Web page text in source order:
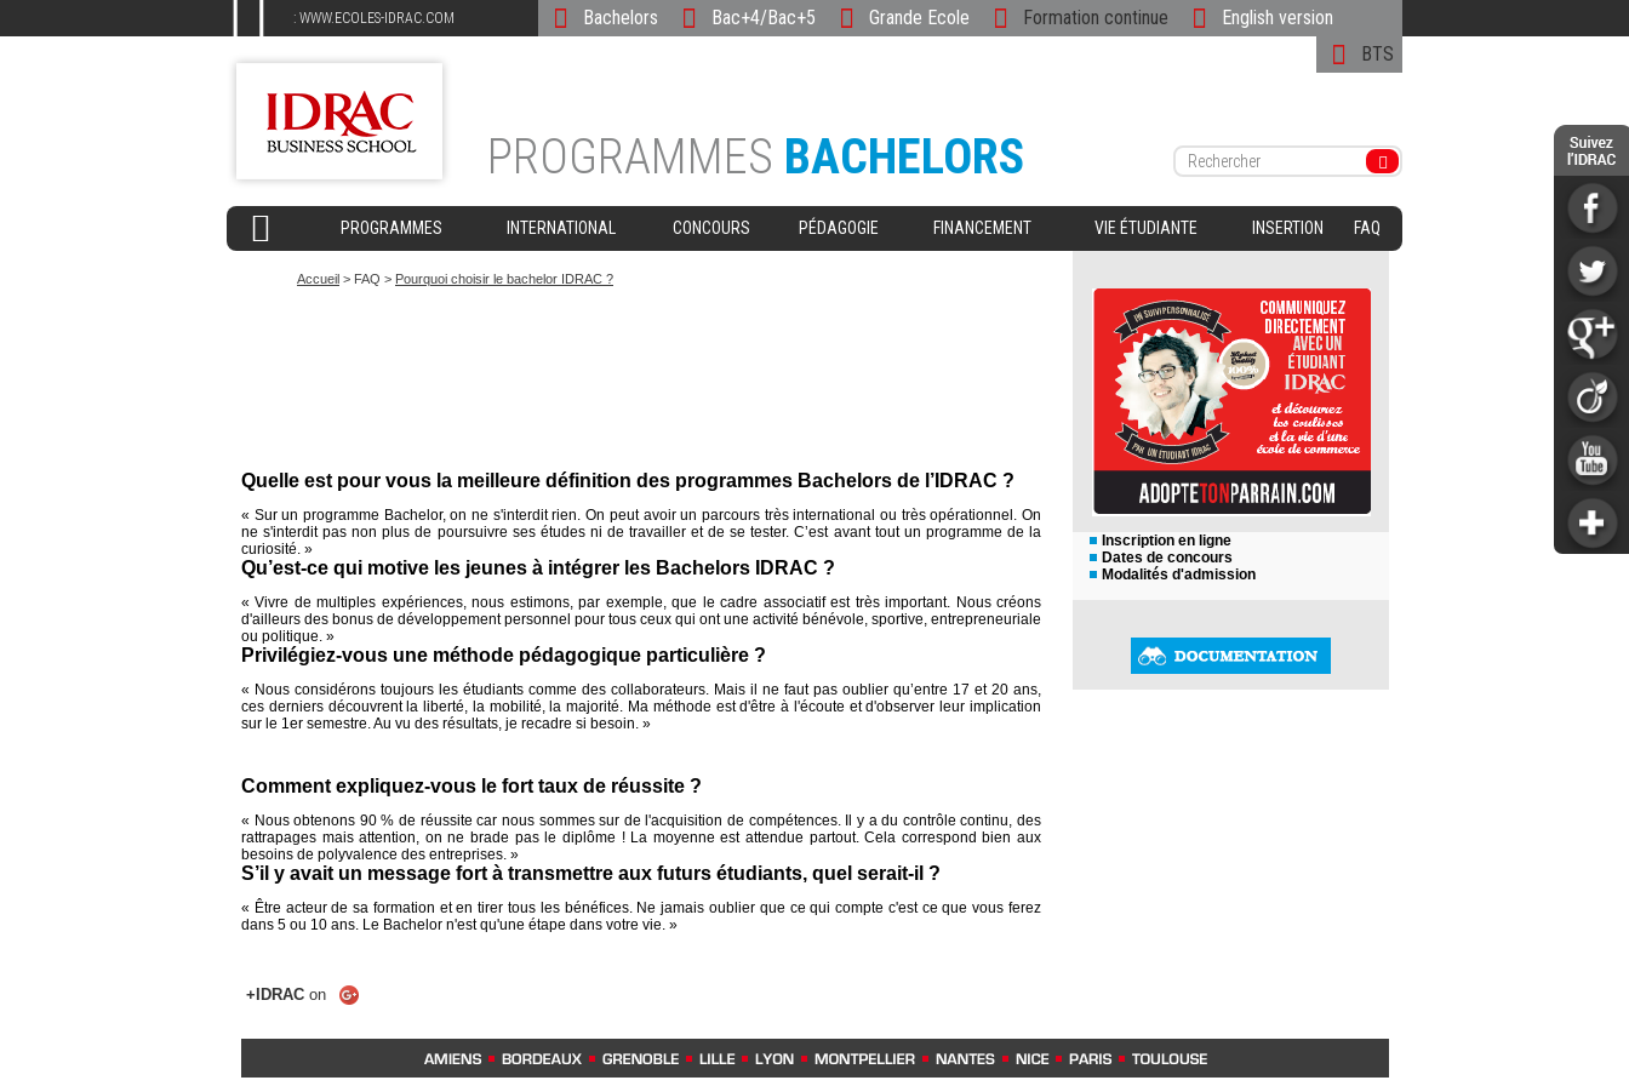
: WWW.ECOLES-IDRAC.COM English version
Formation continue
Grande Ecole
Bac+4/Bac+5
Bachelors
BTS
PROGRAMMES BACHELORS
PROGRAMMES INTERNATIONAL CONCOURS PÉDAGOGIE FINANCEMENT VIE ÉTUDIANTE INSERTION FAQ
Accueil > FAQ > Pourquoi choisir le bachelor IDRAC ?
Quelle est pour vous la meilleure définition des programmes Bachelors de l’IDRAC ?
« Sur un programme Bachelor, on ne s'interdit rien. On peut avoir un parcours très international ou très opérationnel. On
ne s'interdit pas non plus de poursuivre ses études ni de travailler et de se tester. C’est avant tout un programme de la
curiosité. »
Qu’est-ce qui motive les jeunes à intégrer les Bachelors IDRAC ?
« Vivre de multiples expériences, nous estimons, par exemple, que le cadre associatif est très important. Nous créons
d'ailleurs des bonus de développement personnel pour tous ceux qui ont une activité bénévole, sportive, entrepreneuriale
ou politique. »
Privilégiez-vous une méthode pédagogique particulière ?
« Nous considérons toujours les étudiants comme des collaborateurs. Mais il ne faut pas oublier qu’entre 17 et 20 ans,
ces derniers découvrent la liberté, la mobilité, la majorité. Ma méthode est d'être à l'écoute et d'observer leur implication
sur le 1er semestre. Au vu des résultats, je recadre si besoin. »
Comment expliquez-vous le fort taux de réussite ?
« Nous obtenons 90 % de réussite car nous sommes sur de l'acquisition de compétences. Il y a du contrôle continu, des
rattrapages mais attention, on ne brade pas le diplôme ! La moyenne est attendue partout. Cela correspond bien aux
besoins de polyvalence des entreprises. »
S’il y avait un message fort à transmettre aux futurs étudiants, quel serait-il ?
« Être acteur de sa formation et en tirer tous les bénéfices. Ne jamais oublier que ce qui compte c'est ce que vous ferez
dans 5 ou 10 ans. Le Bachelor n'est qu'une étape dans votre vie. »
+IDRAC on
Inscription en ligne
Dates de concours
Modalités d'admission